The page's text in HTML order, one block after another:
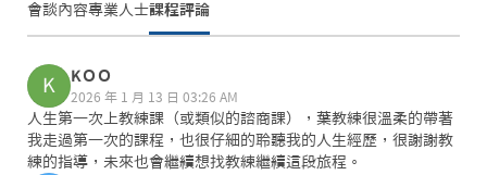
會談內容專業人士課程評論
K KＯＯ
2026 年 1 月 13 日 03:26 AM
人生第一次上教練課（或類似的諮商課），葉教練很溫柔的帶著
我走過第一次的課程，也很仔細的聆聽我的人生經歷，很謝謝教
練的指導，未來也會繼續想找教練繼續這段旅程。